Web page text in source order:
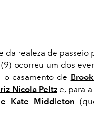
da realeza de passeio
ocorreu um dos
o casamento de
Nicola Peltze, para a
Kate Middleton